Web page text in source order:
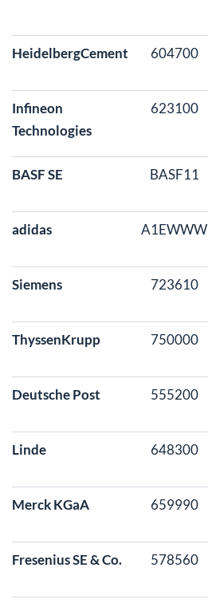
HeidelbergCement 604700
Infineon
Technologies
623100
BASF SE BASF11
adidas A1EWWW
Siemens 723610
ThyssenKrupp 750000
Deutsche Post 555200
Linde 648300
Merck KGaA 659990
Fresenius SE & Co. 578560